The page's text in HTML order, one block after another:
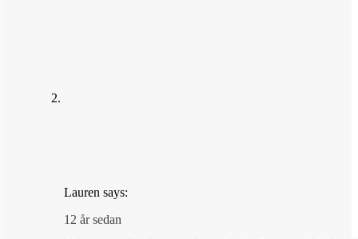
Lauren says:
12 år sedan